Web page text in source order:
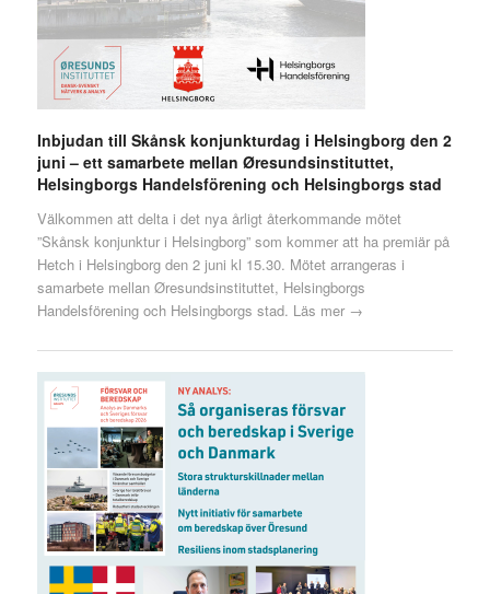
Inbjudan till Skånsk konjunkturdag i Helsingborg den 2
juni – ett samarbete mellan Øresundsinstituttet,
Helsingborgs Handelsförening och Helsingborgs stad
Välkommen att delta i det nya årligt återkommande mötet
”Skånsk konjunktur i Helsingborg” som kommer att ha premiär på
Hetch i Helsingborg den 2 juni kl 15.30. Mötet arrangeras i
samarbete mellan Øresundsinstituttet, Helsingborgs
Handelsförening och Helsingborgs stad. Läs mer →